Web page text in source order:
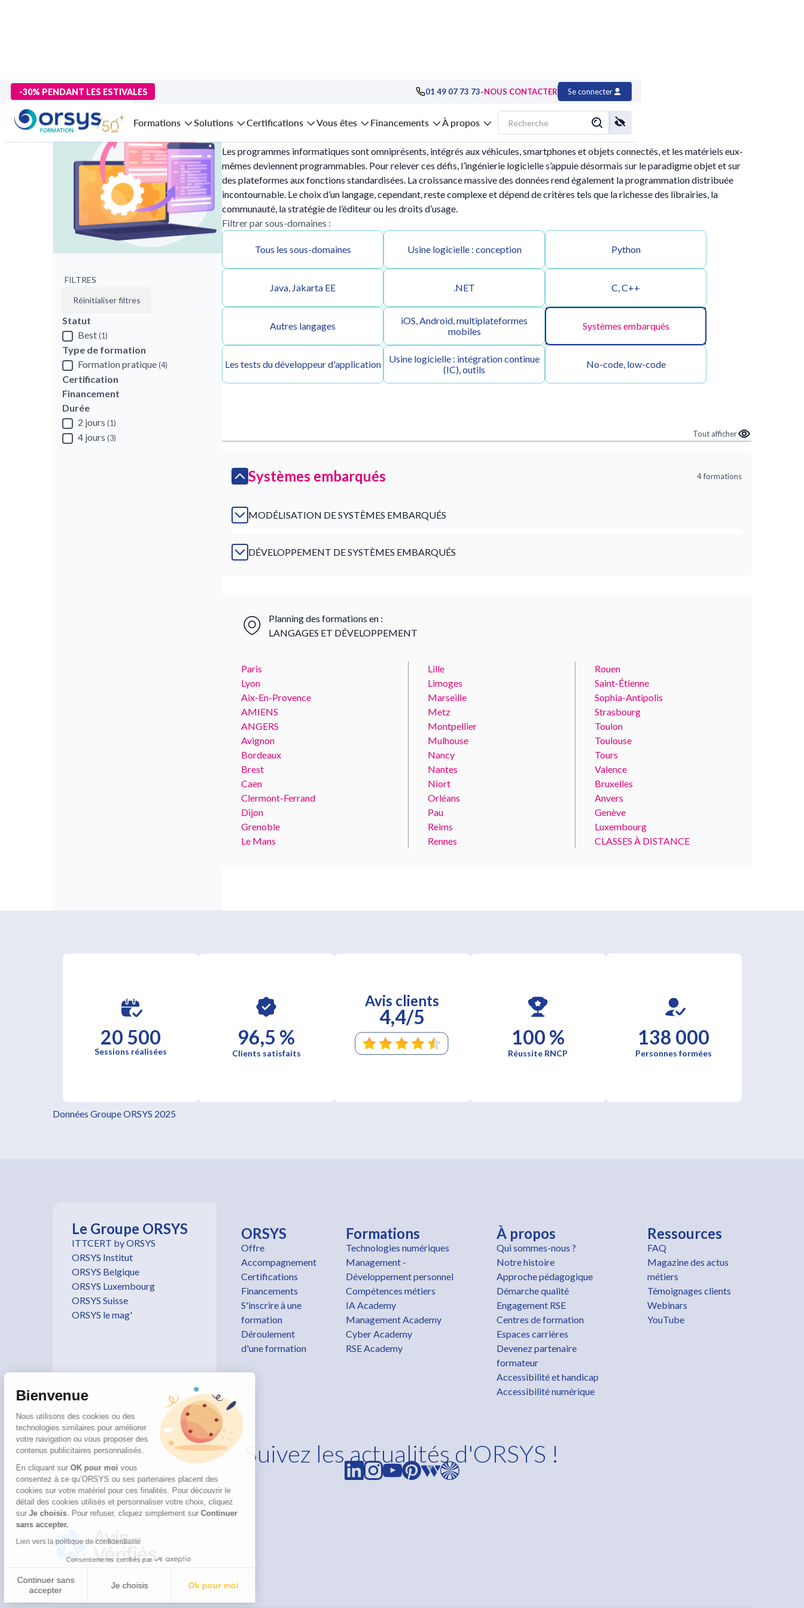
Bienvenue
Nous utilisons des cookies ou des
technologies similaires pour améliorer
votre navigation ou vous proposer des
contenus publicitaires personnalisés.
En cliquant surOK pour moivous
consentez à ce qu’ORSYS ou ses partenaires placent des
cookies sur votre matériel pour ces finalités. Pour découvrir le
détail des cookies utilisés et personnaliser votre choix, cliquez
surJe choisis. Pour refuser, cliquez simplement surContinuer
sans accepter.
Lien vers la politique de confidentialité
Consentements certifiés par
Continuer sans
accepter
Je choisis Ok pour moi
-30% PENDANT LES ESTIVALES 01 49 07 73 73-NOUS CONTACTER Se connecter
Formations Solutions Certifications Vous êtes Financements À propos
>Accueil> Technologies numériques
Formations Langages et développement
Les programmes informatiques sont omniprésents, intégrés aux véhicules, smartphones et objets connectés, et les matériels eux-
mêmes deviennent programmables. Pour relever ces défis, l’ingénierie logicielle s’appuie désormais sur le paradigme objet et sur
des plateformes aux fonctions standardisées. La croissance massive des données rend également la programmation distribuée
incontournable. Le choix d’un langage, cependant, reste complexe et dépend de critères tels que la richesse des librairies, la
communauté, la stratégie de l’éditeur ou les droits d’usage.
Filtrer par sous-domaines :
Tous les sous-domaines Usine logicielle : conception Python
Java, Jakarta EE .NET C, C++
Autres langages
iOS, Android, multiplateformes
mobiles
Systèmes embarqués
Les tests du développeur d'application
Usine logicielle : intégration continue
(IC), outils
No-code, low-code
Tout afficher
Systèmes embarqués 4 formations
MODÉLISATION DE SYSTÈMES EMBARQUÉS
DÉVELOPPEMENT DE SYSTÈMES EMBARQUÉS
Planning des formations en :
LANGAGES ET DÉVELOPPEMENT
Paris
Lyon
Aix-En-Provence
AMIENS
ANGERS
Avignon
Bordeaux
Brest
Caen
Clermont-Ferrand
Dijon
Grenoble
Le Mans
Lille
Limoges
Marseille
Metz
Montpellier
Mulhouse
Nancy
Nantes
Niort
Orléans
Pau
Reims
Rennes
Rouen
Saint-Étienne
Sophia-Antipolis
Strasbourg
Toulon
Toulouse
Tours
Valence
Bruxelles
Anvers
Genève
Luxembourg
CLASSES À DISTANCE
FILTRES
Réinitialiser filtres
Statut
Best(1)
Type de formation
Formation pratique(4)
Certification
Financement
Durée
2 jours (1)
4 jours (3)
20 500
Sessions réalisées
96,5 %
Clients satisfaits
Avis clients
4,4/5
100 %
Réussite RNCP
138 000
Personnes formées
Données Groupe ORSYS 2025
Le Groupe ORSYS
ITTCERT by ORSYS
ORSYS Institut
ORSYS Belgique
ORSYS Luxembourg
ORSYS Suisse
ORSYS le mag'
ORSYS
Offre
Accompagnement
Certifications
Financements
S'inscrire à une
formation
Déroulement
d'une formation
Formations
Technologies numériques
Management -
Développement personnel
Compétences métiers
IA Academy
Management Academy
Cyber Academy
RSE Academy
À propos
Qui sommes-nous ?
Notre histoire
Approche pédagogique
Démarche qualité
Engagement RSE
Centres de formation
Espaces carrières
Devenez partenaire
formateur
Accessibilité et handicap
Accessibilité numérique
Ressources
FAQ
Magazine des actus
métiers
Témoignages clients
Webinars
YouTube
Suivez les actualités d'ORSYS !